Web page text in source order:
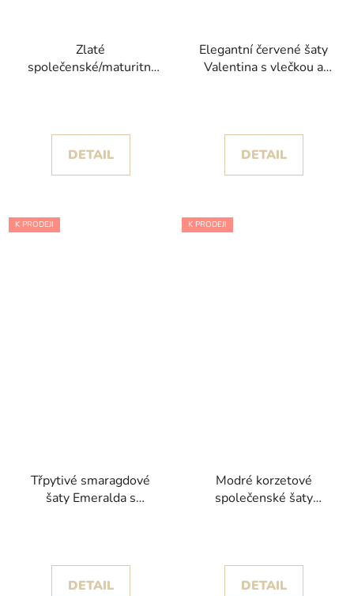
Zlaté
společenské/maturitní
DETAIL
Elegantní červené šaty
Valentina s vlečkou a
DETAIL
K PRODEJI
Třpytivé smaragdové
šaty Emeralda s
DETAIL
K PRODEJI
Modré korzetové
společenské šaty
DETAIL